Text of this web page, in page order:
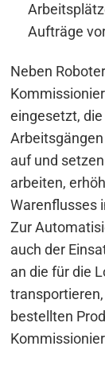
Aufträge
Neben
eingesetzt,
auf und
arbeiten,
Warenflusses
Zur
auch der
an die für die
bestellten